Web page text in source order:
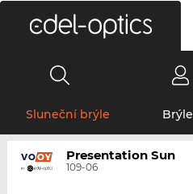
Sluneční brýle Brýle
Presentation Sun
109-06